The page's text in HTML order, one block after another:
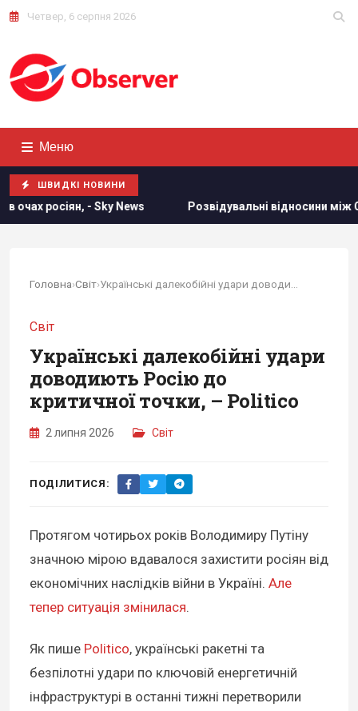
Четвер, 6 серпня 2026
Меню
ШВИДКІ НОВИНИ
Розвідувальні відносини між США та Україною
Головна›Світ›
Світ
Українські далекобійні удари
доводиють Росію до
критичної точки, – Politico
2 липня 2026 Світ
ПОДІЛИТИСЯ:
Протягом чотирьох років Володимиру Путіну
значною мірою вдавалося захистити росіян від
економічних наслідків війни в Україні. Але
тепер ситуація змінилася.
Як пише Politico, українські ракетні та
безпілотні удари по ключовій енергетичній
інфраструктурі в останні тижні перетворили